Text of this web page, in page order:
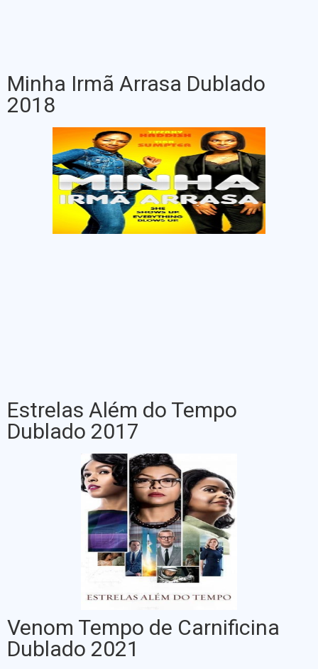
Minha Irmã Arrasa Dublado
2018
Estrelas Além do Tempo
Dublado 2017
Venom Tempo de Carnificina
Dublado 2021